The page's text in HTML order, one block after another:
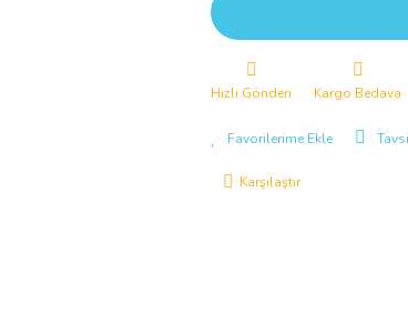
Hızlı Gönderi Kargo Bedava
Karşılaştır